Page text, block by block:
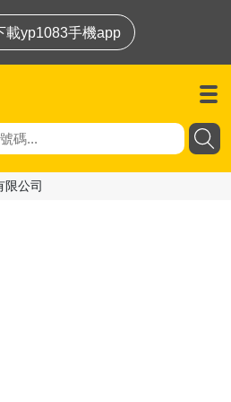
載yp1083手機app
限公司